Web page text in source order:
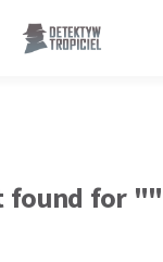
found for ""